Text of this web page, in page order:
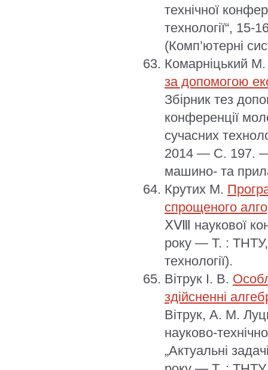
технічної
технології“,
(Комп’ютерні
Комарніцький
за допомогою
Збірник тез
конференції
сучасних
2014 — С. 197. —
машино- та
Крутих М.
спрощеного
ⅩⅧ наукової
року — Т. :
технології).
Вітрук І. В.
здійсненні
Вітрук, А. М.
науково-
„Актуальні